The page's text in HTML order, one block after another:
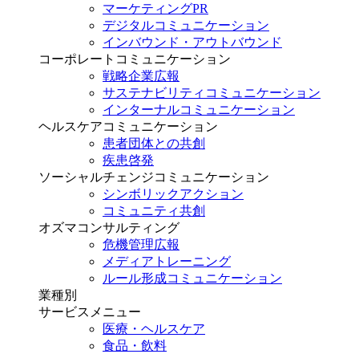
マーケティングPR
デジタルコミュニケーション
インバウンド・アウトバウンド
コーポレートコミュニケーション
戦略企業広報
サステナビリティコミュニケーション
インターナルコミュニケーション
ヘルスケアコミュニケーション
患者団体との共創
疾患啓発
ソーシャルチェンジコミュニケーション
シンボリックアクション
コミュニティ共創
オズマコンサルティング
危機管理広報
メディアトレーニング
ルール形成コミュニケーション
業種別
サービスメニュー
医療・ヘルスケア
食品・飲料